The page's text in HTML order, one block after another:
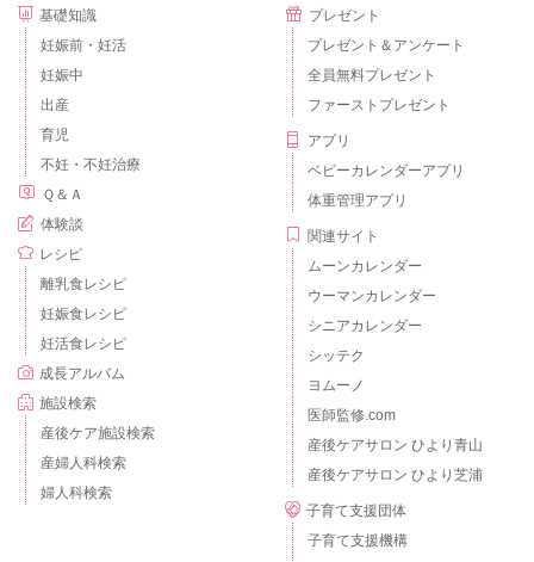
基礎知識
妊娠前・妊活
妊娠中
出産
育児
不妊・不妊治療
Ｑ＆Ａ
体験談
レシピ
離乳食レシピ
妊娠食レシピ
妊活食レシピ
成長アルバム
施設検索
産後ケア施設検索
産婦人科検索
婦人科検索
プレゼント
プレゼント＆アンケート
全員無料プレゼント
ファーストプレゼント
アプリ
ベビーカレンダーアプリ
体重管理アプリ
関連サイト
ムーンカレンダー
ウーマンカレンダー
シニアカレンダー
シッテク
ヨムーノ
医師監修.com
産後ケアサロン ひより青山
産後ケアサロン ひより芝浦
子育て支援団体
子育て支援機構